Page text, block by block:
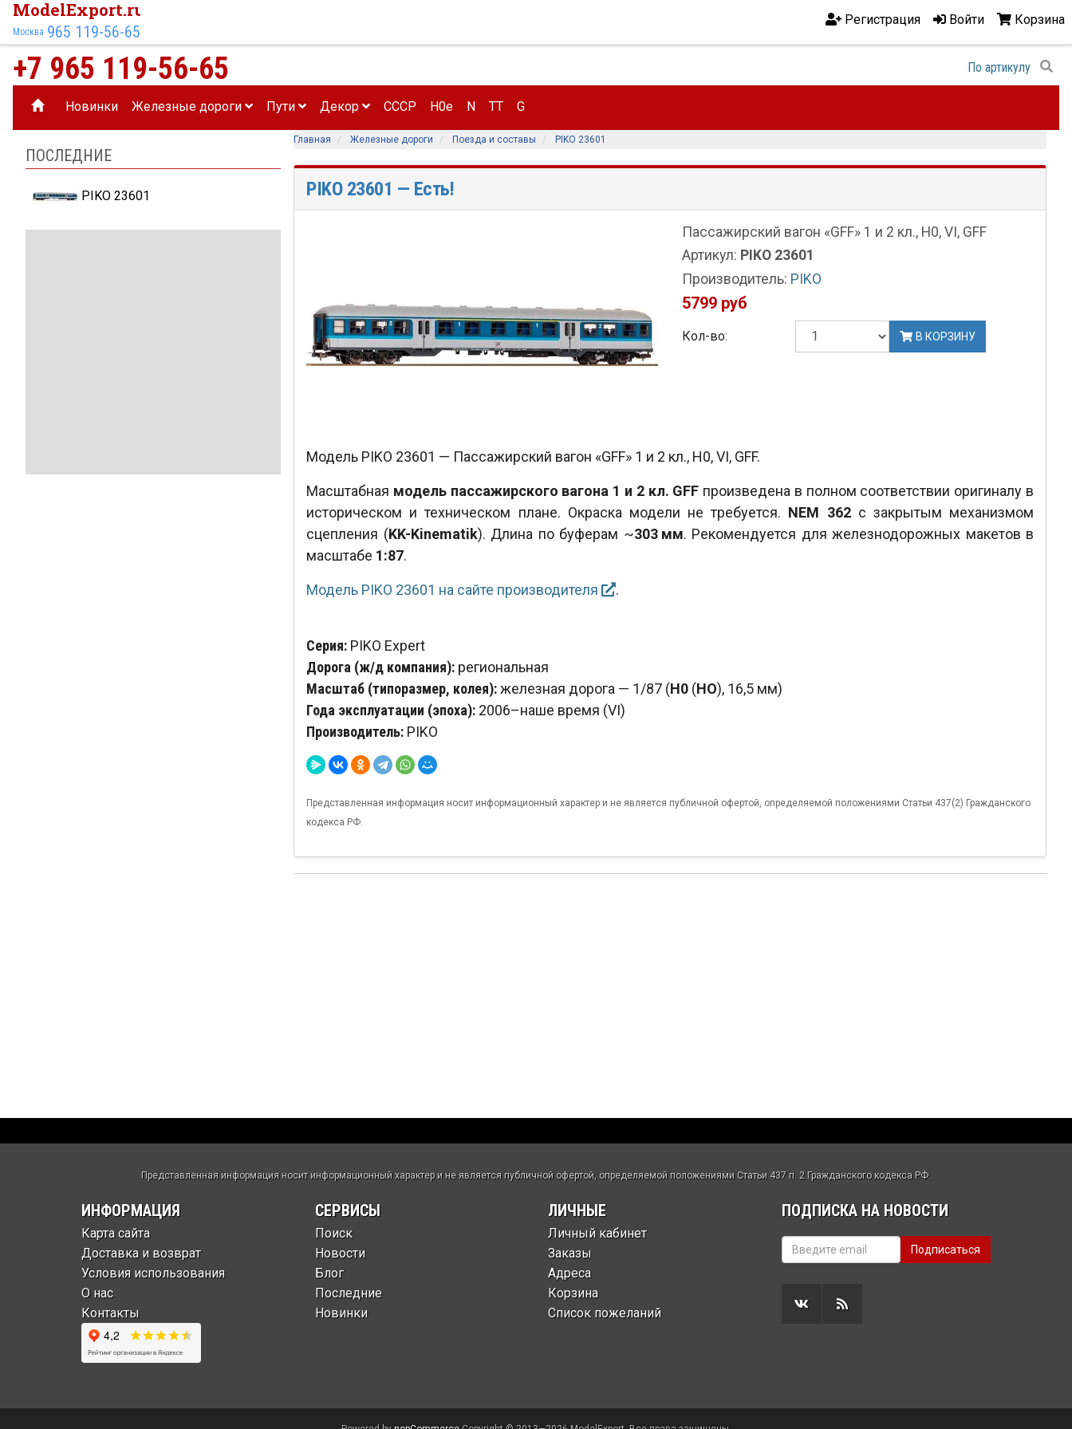
ModelExport.ru
Москва 965 119-56-65
Регистрация Войти Корзина
+7 965 119-56-65
Новинки Железные дороги Пути Декор CCCP H0e N TT G
ПОСЛЕДНИЕ
PIKO 23601
Главная Железные дороги Поезда и составы PIKO 23601
PIKO 23601 — Есть!
Пассажирский вагон «GFF» 1 и 2 кл., H0, VI, GFF
Артикул: PIKO 23601
Производитель: PIKO
5799 руб
Кол-во: В КОРЗИНУ
Модель PIKO 23601 — Пассажирский вагон «GFF» 1 и 2 кл., H0, VI, GFF.
Масштабная модель пассажирского вагона 1 и 2 кл. GFF произведена в полном соответствии оригиналу в
историческом и техническом плане. Окраска модели не требуется. NEM 362с закрытым механизмом
сцепления (KK-Kinematik). Длина по буферам ~303 мм. Рекомендуется для железнодорожных макетов в
масштабе 1:87.
Модель PIKO 23601 на сайте производителя .
Серия: PIKO Expert
Дорога (ж/д компания): региональная
Масштаб (типоразмер, колея):железная дорога — 1/87 (H0 (HO), 16,5 мм)
Года эксплуатации (эпоха): 2006–наше время (VI)
Производитель: PIKO
Представленная информация носит информационный характер и не является публичной офертой, определяемой положениями Статьи 437(2) Гражданского
кодекса РФ.
Представленная информация носит информационный характер и не является публичной офертой, определяемой положениями Статьи 437 п. 2 Гражданского кодекса РФ.
ИНФОРМАЦИЯ
Карта сайта
Доставка и возврат
Условия использования
О нас
Контакты
СЕРВИСЫ
Поиск
Новости
Блог
Последние
Новинки
ЛИЧНЫЕ
Личный кабинет
Заказы
Адреса
Корзина
Список пожеланий
ПОДПИСКА НА НОВОСТИ